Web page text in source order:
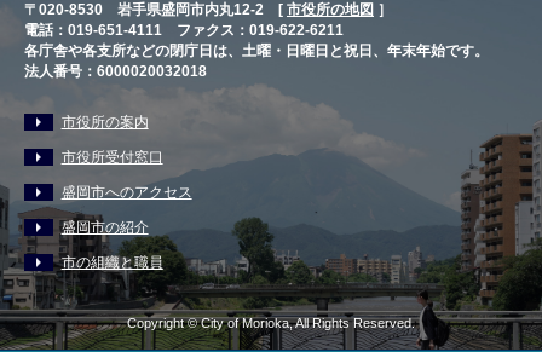
〒020-8530 岩手県盛岡市内丸12-2 [ 市役所の地図 ］
電話：019-651-4111 ファクス：019-622-6211
各庁舎や各支所などの閉庁日は、土曜・日曜日と祝日、年末年始です。
法人番号：6000020032018
市役所の案内
市役所受付窓口
盛岡市へのアクセス
盛岡市の紹介
市の組織と職員
Copyright © City of Morioka, All Rights Reserved.